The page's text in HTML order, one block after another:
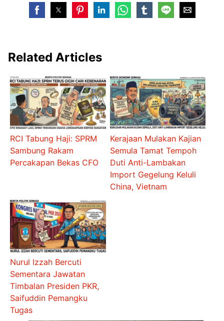
Related Articles
RCI Tabung Haji: SPRM
Sambung Rakam
Percakapan Bekas CFO
Kerajaan Mulakan Kajian
Semula Tamat Tempoh
Duti Anti-Lambakan
Import Gegelung Keluli
China, Vietnam
Nurul Izzah Bercuti
Sementara Jawatan
Timbalan Presiden PKR,
Saifuddin Pemangku
Tugas